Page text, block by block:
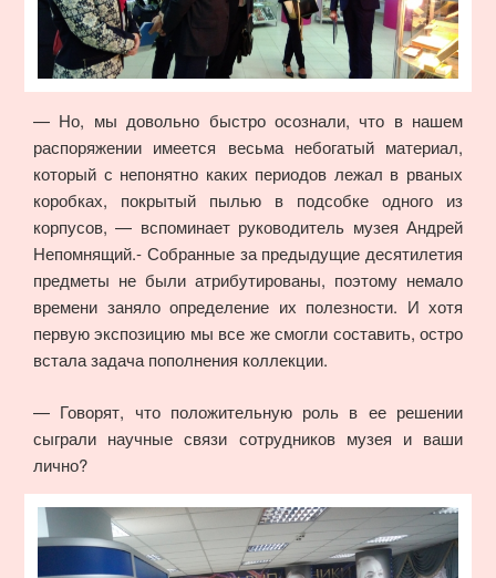
— Но, мы довольно быстро осознали, что в нашем
распоряжении имеется весьма небогатый материал,
который с непонятно каких периодов лежал в рваных
коробках, покрытый пылью в подсобке одного из
корпусов, — вспоминает руководитель музея Андрей
Непомнящий.- Собранные за предыдущие десятилетия
предметы не были атрибутированы, поэтому немало
времени заняло определение их полезности. И хотя
первую экспозицию мы все же смогли составить, остро
встала задача пополнения коллекции.
— Говорят, что положительную роль в ее решении
сыграли научные связи сотрудников музея и ваши
лично?